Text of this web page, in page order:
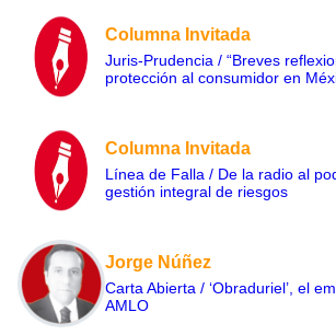
Columna Invitada
Juris-Prudencia / “Breves
protección al consumidor en
Columna Invitada
Línea de Falla / De la radio al
gestión integral de riesgos
Jorge Núñez
Carta Abierta / ‘Obraduriel’, el
AMLO